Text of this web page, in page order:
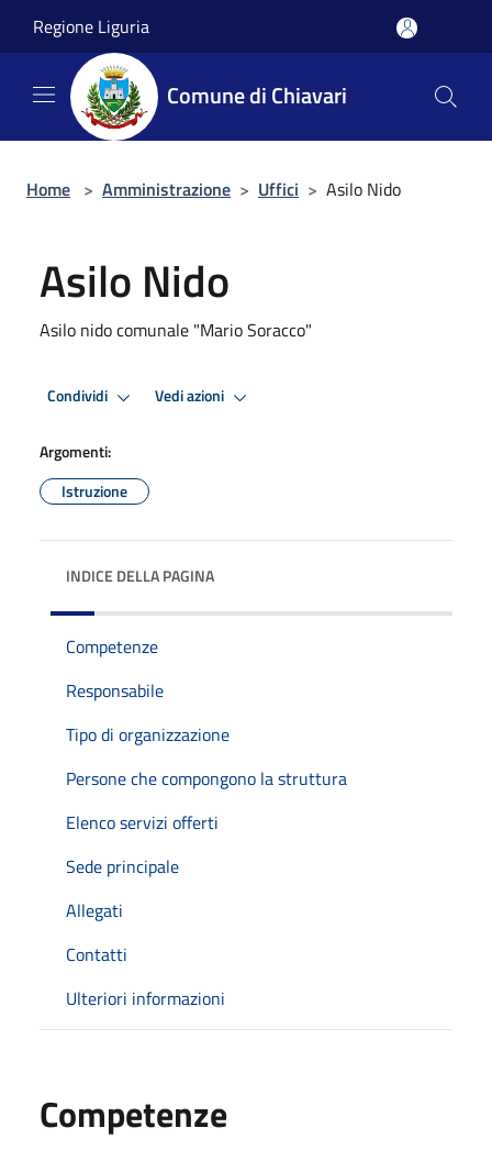
Regione Liguria
Comune di Chiavari
Home > Amministrazione > Uffici > Asilo Nido
Asilo Nido
Asilo nido comunale "Mario Soracco"
Condividi Vedi azioni
Argomenti:
Istruzione
INDICE DELLA PAGINA
Competenze
Responsabile
Tipo di organizzazione
Persone che compongono la struttura
Elenco servizi offerti
Sede principale
Allegati
Contatti
Ulteriori informazioni
Competenze